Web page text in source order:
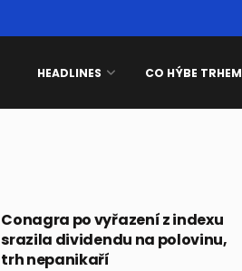
HEADLINES CO HÝBE TRHEM
Conagra po vyřazení z indexu
srazila dividendu na polovinu,
trh nepanikaří